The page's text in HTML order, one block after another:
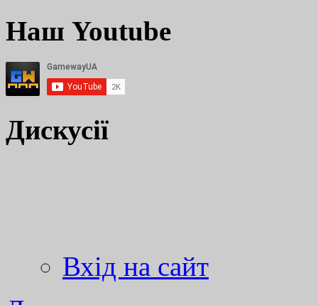
Наш Youtube
Дискусії
Вхід на сайт